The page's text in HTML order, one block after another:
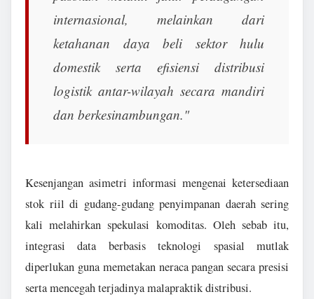
internasional, melainkan dari
ketahanan daya beli sektor hulu
domestik serta efisiensi distribusi
logistik antar-wilayah secara mandiri
dan berkesinambungan."
Kesenjangan asimetri informasi mengenai ketersediaan
stok riil di gudang-gudang penyimpanan daerah sering
kali melahirkan spekulasi komoditas. Oleh sebab itu,
integrasi data berbasis teknologi spasial mutlak
diperlukan guna memetakan neraca pangan secara presisi
serta mencegah terjadinya malapraktik distribusi.